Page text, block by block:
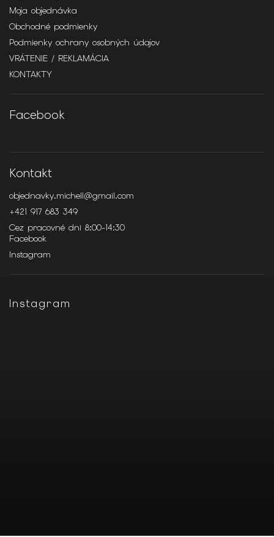
Moja objednávka
Obchodné podmienky
Podmienky ochrany osobných údajov
VRÁTENIE / REKLAMÁCIA
KONTAKTY
Facebook
Kontakt
objednavky.michell@gmail.com
+421 917 683 349
Cez pracovné dni 8:00-14:30
Facebook
Instagram
Instagram